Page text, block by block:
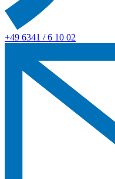
+49 6341 / 6 10 02